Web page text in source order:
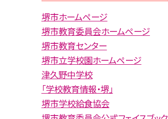
堺市ホームページ
堺市教育委員会ホームページ
堺市教育センター
堺市立学校園ホームページ
津久野中学校
「学校教育情報・堺」
堺市学校給食協会